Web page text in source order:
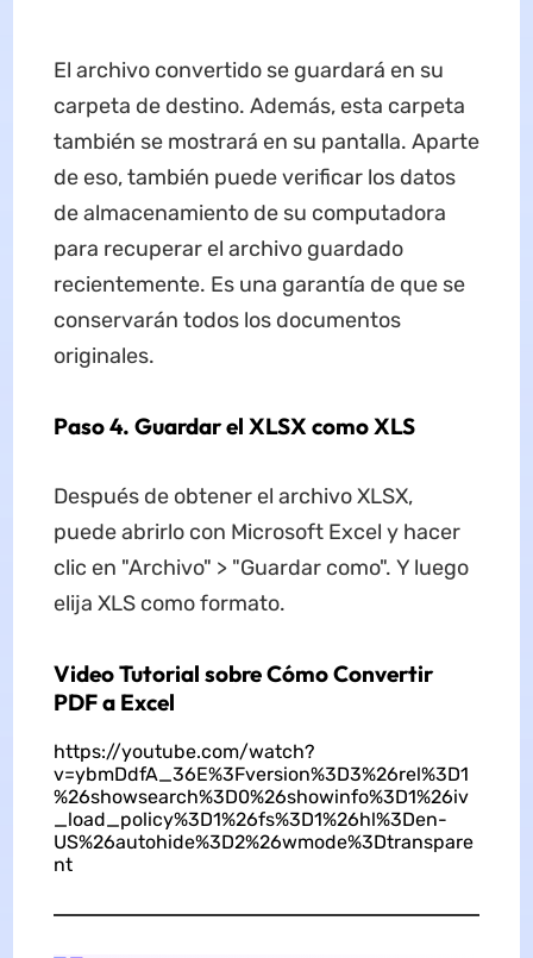
El archivo convertido se guardará en su
carpeta de destino. Además, esta carpeta
también se mostrará en su pantalla. Aparte
de eso, también puede verificar los datos
de almacenamiento de su computadora
para recuperar el archivo guardado
recientemente. Es una garantía de que se
conservarán todos los documentos
originales.
Paso 4. Guardar el XLSX como XLS
Después de obtener el archivo XLSX,
puede abrirlo con Microsoft Excel y hacer
clic en "Archivo" > "Guardar como". Y luego
elija XLS como formato.
Video Tutorial sobre Cómo Convertir
PDF a Excel
https://youtube.com/watch?
v=ybmDdfA_36E%3Fversion%3D3%26rel%3D1
%26showsearch%3D0%26showinfo%3D1%26iv
_load_policy%3D1%26fs%3D1%26hl%3Den-
US%26autohide%3D2%26wmode%3Dtranspare
nt